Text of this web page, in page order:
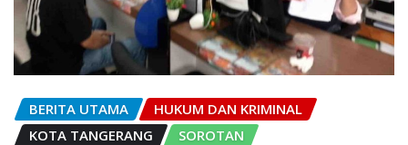
BERITA UTAMA
HUKUM DAN KRIMINAL
KOTA TANGERANG
SOROTAN